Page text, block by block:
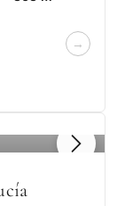
¿Con